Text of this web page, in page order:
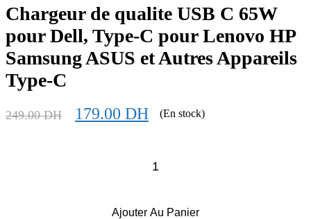
Chargeur de qualite USB C 65W
pour Dell, Type-C pour Lenovo HP
Samsung ASUS et Autres Appareils
Type-C
249.00DH 179.00 DH (En stock)
Ajouter Au Panier